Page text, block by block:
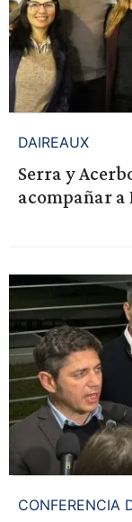
DAIREAUX
Serra y
acompañar
CONFERENCIA